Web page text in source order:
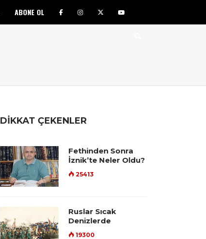
ABONE OL
DİKKAT ÇEKENLER
Fethinden Sonra
İznik’te Neler Oldu?
25413
Ruslar Sıcak
Denizlerde
19300